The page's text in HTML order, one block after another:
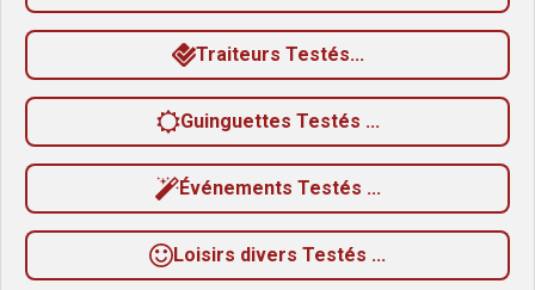
Traiteurs Testés...
Guinguettes Testés ...
Événements Testés ...
Loisirs divers Testés ...